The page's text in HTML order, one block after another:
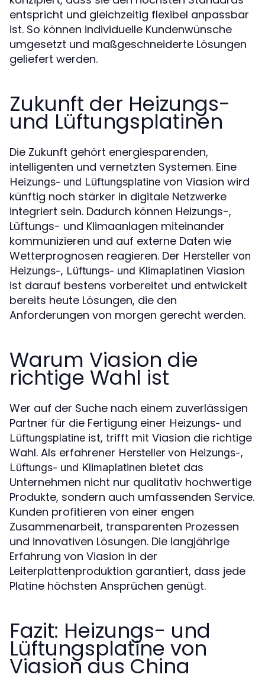
entspricht und gleichzeitig flexibel anpassbar
ist. So können individuelle Kundenwünsche
umgesetzt und maßgeschneiderte Lösungen
geliefert werden.
Zukunft der Heizungs-
und Lüftungsplatinen
Die Zukunft gehört energiesparenden,
intelligenten und vernetzten Systemen. Eine
Heizungs- und Lüftungsplatine von Viasion wird
künftig noch stärker in digitale Netzwerke
integriert sein. Dadurch können Heizungs-,
Lüftungs- und Klimaanlagen miteinander
kommunizieren und auf externe Daten wie
Wetterprognosen reagieren. Der Hersteller von
Heizungs-, Lüftungs- und Klimaplatinen Viasion
ist darauf bestens vorbereitet und entwickelt
bereits heute Lösungen, die den
Anforderungen von morgen gerecht werden.
Warum Viasion die
richtige Wahl ist
Wer auf der Suche nach einem zuverlässigen
Partner für die Fertigung einer Heizungs- und
Lüftungsplatine ist, trifft mit Viasion die richtige
Wahl. Als erfahrener Hersteller von Heizungs-,
Lüftungs- und Klimaplatinen bietet das
Unternehmen nicht nur qualitativ hochwertige
Produkte, sondern auch umfassenden Service.
Kunden profitieren von einer engen
Zusammenarbeit, transparenten Prozessen
und innovativen Lösungen. Die langjährige
Erfahrung von Viasion in der
Leiterplattenproduktion garantiert, dass jede
Platine höchsten Ansprüchen genügt.
Fazit: Heizungs- und
Lüftungsplatine von
Viasion aus China